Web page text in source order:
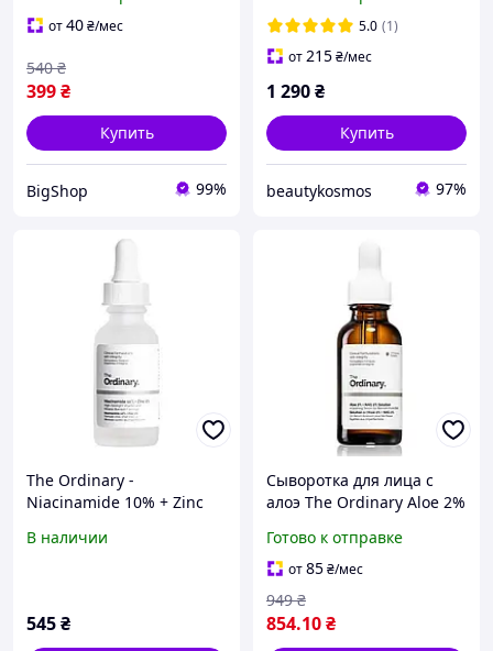
от40₴/мес
399₴
540 ₴
Купить
BigShop 99%
5.0 (1)
от215₴/мес
1 290₴
Купить
beautykosmos 97%
The Ordinary -
Niacinamide 10% + Zinc
ниацинамидом и цинком
В наличии
545₴
Сыворотка для лица с
алоэ The Ordinary Aloe 2%
(769915232240)
Готово к отправке
от85₴/мес
854.10₴
949 ₴